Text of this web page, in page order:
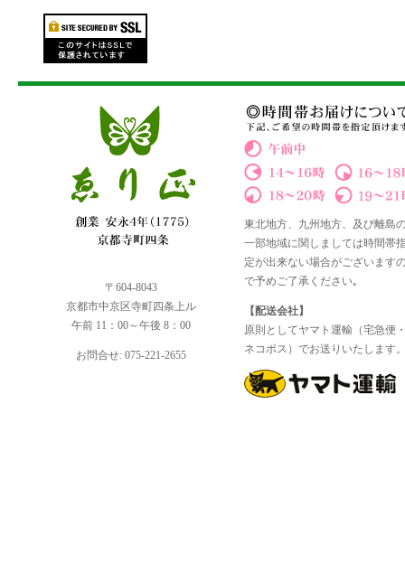
〒604-8043
京都市中京区寺町四条上ル
午前 11：00～午後 8：00
お問合せ: 075-221-2655
東北地方、九州地方、及び離島
一部地域に関しましては時間帯
定が出来ない場合がございます
で予めご了承ください｡
【配送会社】
原則としてヤマト運輸（宅急便
ネコポス）でお送りいたします